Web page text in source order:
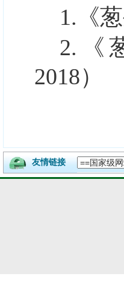
1. 《
2. 《
2018）
友情链接